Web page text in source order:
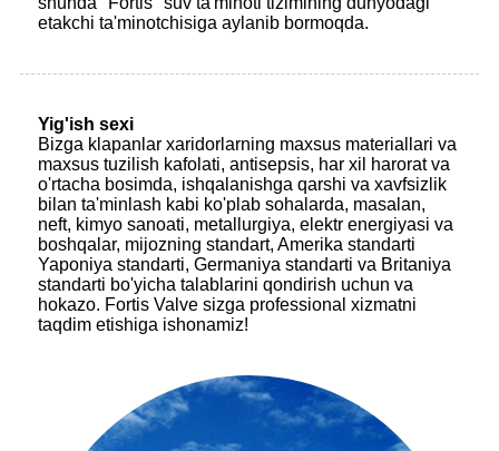
etakchi ta'minotchisiga aylanib bormoqda.
Yig'ish sexi
Bizga klapanlar xaridorlarning maxsus materiallari va
maxsus tuzilish kafolati, antisepsis, har xil harorat va
o'rtacha bosimda, ishqalanishga qarshi va xavfsizlik
bilan ta'minlash kabi ko'plab sohalarda, masalan,
neft, kimyo sanoati, metallurgiya, elektr energiyasi va
boshqalar, mijozning standart, Amerika standarti
Yaponiya standarti, Germaniya standarti va Britaniya
standarti bo'yicha talablarini qondirish uchun va
hokazo. Fortis Valve sizga professional xizmatni
taqdim etishiga ishonamiz!